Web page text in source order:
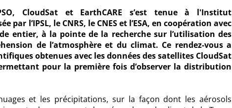
CloudSat et EarthCARE s’est tenue à l'Institut
l’IPSL, le CNRS, le CNES et l’ESA, en coopération avec
entier, à la pointe de la recherche sur l’utilisation des
de l’atmosphère et du climat. Ce rendez-vous a
obtenues avec les données des satellites CloudSat
pour la première fois d’observer la distribution
et les précipitations, sur la façon dont les aérosols